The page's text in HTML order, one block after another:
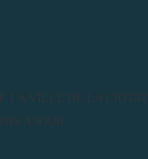
LA VILLE DE LA CIOTAT
A JOUR